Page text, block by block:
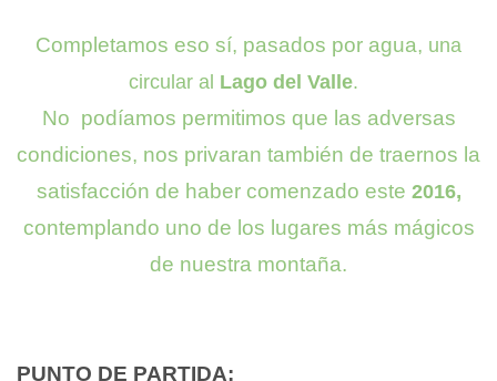
Completamos eso sí, pasados por agua, una
circular al Lago del Valle.
No podíamos permitimos que las adversas
condiciones, nos privaran también de traernos la
satisfacción de haber comenzado este 2016,
contemplando uno de los lugares más mágicos
de nuestra montaña.
PUNTO DE PARTIDA: